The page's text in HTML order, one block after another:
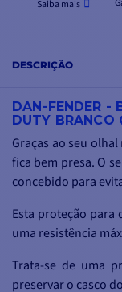
Saiba mais
DESCRIÇÃO
DAN-FENDER -
DUTY BRANCO
Graças ao seu
fica bem presa. O
concebido para
Esta proteção para
uma resistência
Trata-se de uma
preservar o casco